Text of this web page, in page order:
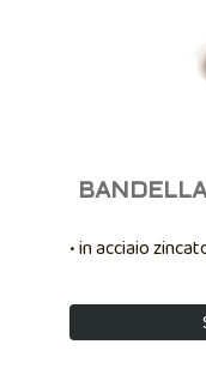
• in acciaio